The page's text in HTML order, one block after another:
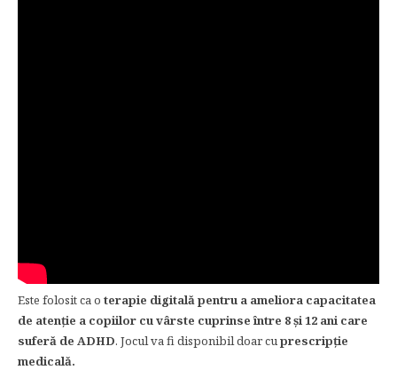
Este folosit ca o terapie digitală pentru a ameliora capacitatea
de atenţie a copiilor cu vârste cuprinse între 8 şi 12 ani care
suferă de ADHD. Jocul va fi disponibil doar cuprescripţie
medicală.